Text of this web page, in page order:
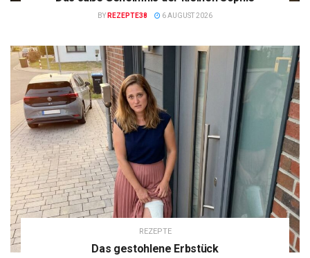
BY REZEPTE38 6 AUGUST 2026
REZEPTE
Das gestohlene Erbstück